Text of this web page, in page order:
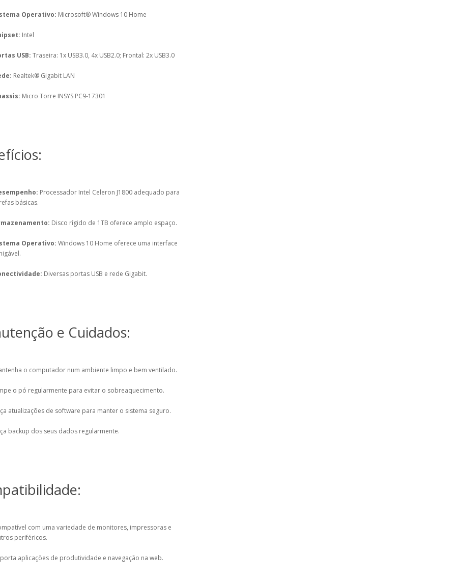
Operativo: Microsoft® Windows 10 Home
Intel
USB: Traseira: 1x USB3.0, 4x USB2.0; Frontal: 2x USB3.0
Realtek® Gigabit LAN
Micro Torre INSYS PC9-17301
Processador Intel Celeron J1800 adequado para
básicas.
Disco rígido de 1TB oferece amplo espaço.
Operativo: Windows 10 Home oferece uma interface
Diversas portas USB e rede Gigabit.
e Cuidados:
o computador num ambiente limpo e bem ventilado.
o pó regularmente para evitar o sobreaquecimento.
atualizações de software para manter o sistema seguro.
backup dos seus dados regularmente.
com uma variedade de monitores, impressoras e
periféricos.
aplicações de produtividade e navegação na web.